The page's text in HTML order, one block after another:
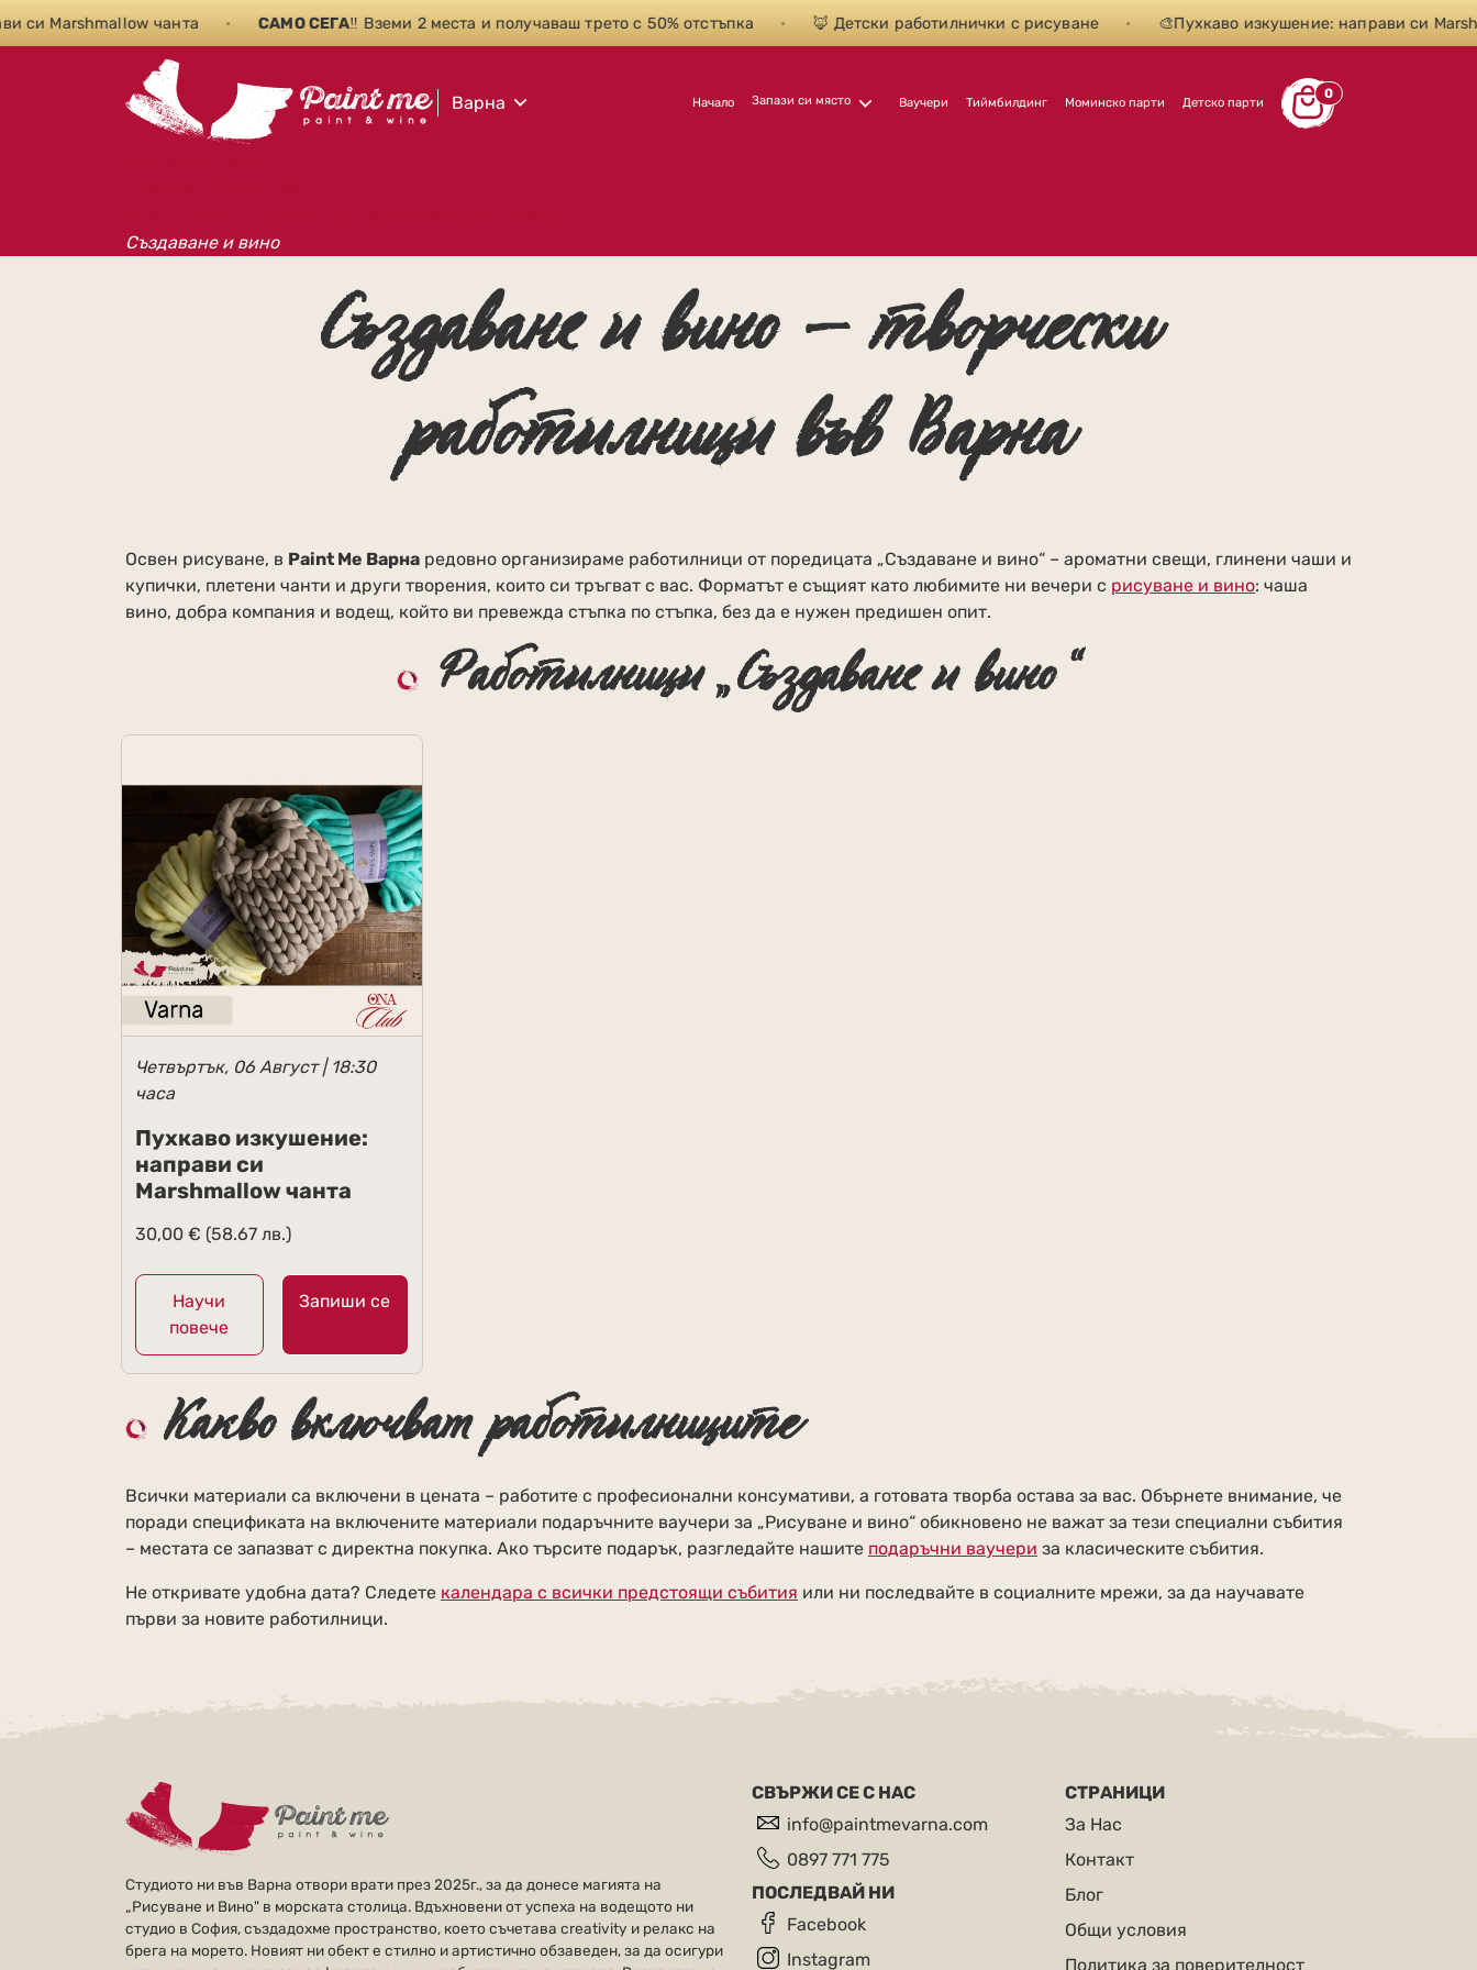
Marshmallow чанта САМО СЕГА‼️ Вземи 2 места и получаваш трето с 50% отстъпка 🦊 Детски работилнички с рисуване 🎨Пухкаво изкушение: направи си
Варна Начало Запази си място Ваучери Тиймбилдинг Моминско парти Детско парти
0
Създаване и вино
Създаване и вино – творчески
работилници във Варна
Освен рисуване, в Paint Me Варна редовно организираме работилници от поредицата „Създаване и вино“ – ароматни свещи, глинени чаши и
купички, плетени чанти и други творения, които си тръгват с вас. Форматът е същият като любимите ни вечери с рисуване и вино: чаша
вино, добра компания и водещ, който ви превежда стъпка по стъпка, без да е нужен предишен опит.
Работилници „Създаване и вино“
Четвъртък, 06 Август | 18:30
часа
Пухкаво изкушение:
направи си
Marshmallow чанта
30,00 € (58.67 лв.)
Научи
повече
Запиши се
Какво включват работилниците
Всички материали са включени в цената – работите с професионални консумативи, а готовата творба остава за вас. Обърнете внимание, че
поради спецификата на включените материали подаръчните ваучери за „Рисуване и вино“ обикновено не важат за тези специални събития
– местата се запазват с директна покупка. Ако търсите подарък, разгледайте нашите подаръчни ваучери за класическите събития.
Не откривате удобна дата? Следете календара с всички предстоящи събития или ни последвайте в социалните мрежи, за да научавате
първи за новите работилници.
Студиото ни във Варна отвори врати през 2025г., за да донесе магията на
„Рисуване и Вино" в морската столица. Вдъхновени от успеха на водещото ни
студио в София, създадохме пространство, което съчетава creativity и релакс на
брега на морето. Новият ни обект е стилно и артистично обзаведен, за да осигури
СВЪРЖИ СЕ С НАС
info@paintmevarna.com
0897 771 775
ПОСЛЕДВАЙ НИ
Facebook
Instagram
СТРАНИЦИ
За Нас
Контакт
Блог
Общи условия
Политика за поверителност